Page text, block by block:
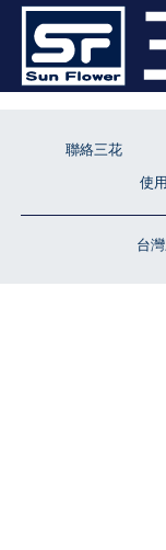
台
聯絡三花
使